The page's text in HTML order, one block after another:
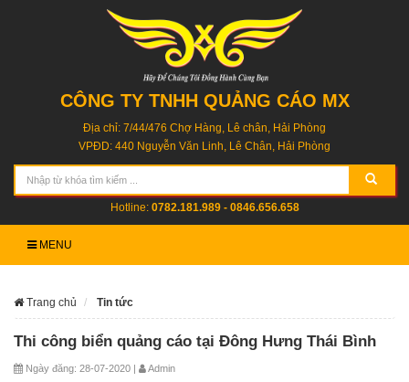
CÔNG TY TNHH QUẢNG CÁO MX
Địa chỉ: 7/44/476 Chợ Hàng, Lê chân, Hải Phòng
VPĐD: 440 Nguyễn Văn Linh, Lê Chân, Hải Phòng
Hotline: 0782.181.989 - 0846.656.658
MENU
Trang chủ Tin tức
Thi công biển quảng cáo tại Đông Hưng Thái Bình
Ngày đăng: 28-07-2020 | Admin